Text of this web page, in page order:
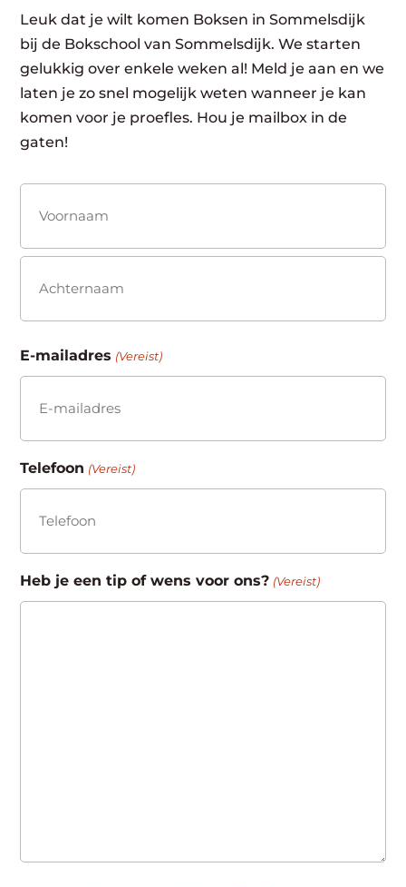
Leuk dat je wilt komen Boksen in Sommelsdijk
bij de Bokschool van Sommelsdijk. We starten
gelukkig over enkele weken al! Meld je aan en we
laten je zo snel mogelijk weten wanneer je kan
komen voor je proefles. Hou je mailbox in de
gaten!
(Vereist)
Voornaam
E-mailadres (Vereist)
Telefoon (Vereist)
Heb je een tip of wens voor ons? (Vereist)